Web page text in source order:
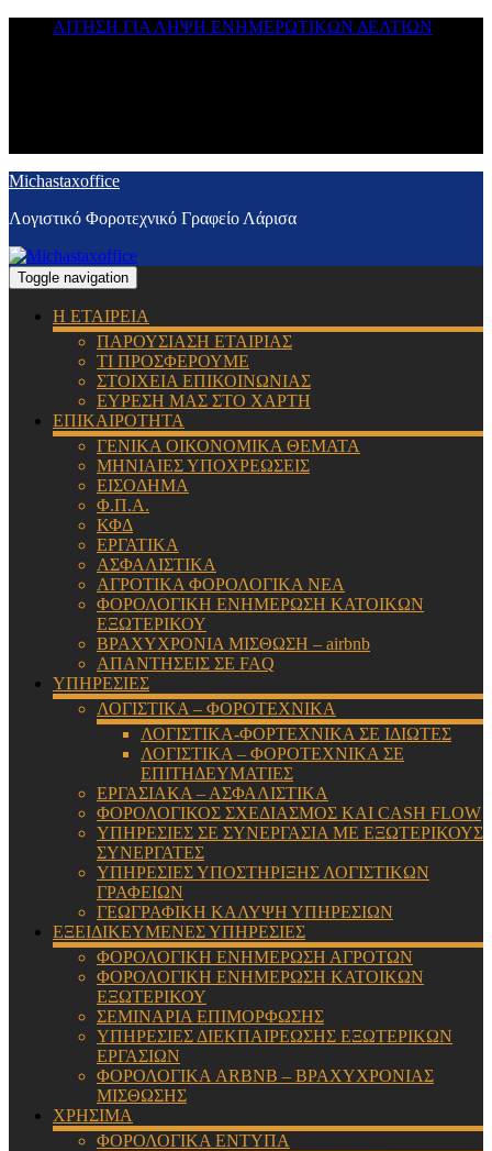
ΑΙΤΗΣΗ ΓΙΑ ΛΗΨΗ ΕΝΗΜΕΡΩΤΙΚΩΝ ΔΕΛΤΙΩΝ
Michastaxoffice
Λογιστικό Φοροτεχνικό Γραφείο Λάρισα
Toggle navigation
Η ΕΤΑΙΡΕΙΑ
ΠΑΡΟΥΣΙΑΣΗ ΕΤΑΙΡΙΑΣ
ΤΙ ΠΡΟΣΦΕΡΟΥΜΕ
ΣΤΟΙΧΕΙΑ ΕΠΙΚΟΙΝΩΝΙΑΣ
ΕΥΡΕΣΗ ΜΑΣ ΣΤΟ ΧΑΡΤΗ
ΕΠΙΚΑΙΡΟΤΗΤΑ
ΓΕΝΙΚΑ ΟΙΚΟΝΟΜΙΚΑ ΘΕΜΑΤΑ
ΜΗΝΙΑΙΕΣ ΥΠΟΧΡΕΩΣΕΙΣ
ΕΙΣΟΔΗΜΑ
Φ.Π.Α.
ΚΦΔ
ΕΡΓΑΤΙΚΑ
ΑΣΦΑΛΙΣΤΙΚΑ
ΑΓΡΟΤΙΚΑ ΦΟΡΟΛΟΓΙΚΑ ΝΕΑ
ΦΟΡΟΛΟΓΙΚΗ ΕΝΗΜΕΡΩΣΗ ΚΑΤΟΙΚΩΝ
ΕΞΩΤΕΡΙΚΟΥ
ΒΡΑΧΥΧΡΟΝΙΑ ΜΙΣΘΩΣΗ – airbnb
ΑΠΑΝΤΗΣΕΙΣ ΣΕ FAQ
ΥΠΗΡΕΣΙΕΣ
ΛΟΓΙΣΤΙΚΑ – ΦΟΡΟΤΕΧΝΙΚΑ
ΛΟΓΙΣΤΙΚΑ-ΦΟΡΤΕΧΝΙΚΑ ΣΕ ΙΔΙΩΤΕΣ
ΛΟΓΙΣΤΙΚΑ – ΦΟΡΟΤΕΧΝΙΚΑ ΣΕ
ΕΠΙΤΗΔΕΥΜΑΤΙΕΣ
ΕΡΓΑΣΙΑΚΑ – ΑΣΦΑΛΙΣΤΙΚΑ
ΦΟΡΟΛΟΓΙΚΟΣ ΣΧΕΔΙΑΣΜΟΣ ΚΑΙ CASH FLOW
ΥΠΗΡΕΣΙΕΣ ΣΕ ΣΥΝΕΡΓΑΣΙΑ ΜΕ ΕΞΩΤΕΡΙΚΟΥΣ
ΣΥΝΕΡΓΑΤΕΣ
ΥΠΗΡΕΣΙΕΣ ΥΠΟΣΤΗΡΙΞΗΣ ΛΟΓΙΣΤΙΚΩΝ
ΓΡΑΦΕΙΩΝ
ΓΕΩΓΡΑΦΙΚΗ ΚΑΛΥΨΗ ΥΠΗΡΕΣΙΩΝ
ΕΞΕΙΔΙΚΕΥΜΕΝΕΣ ΥΠΗΡΕΣΙΕΣ
ΦΟΡΟΛΟΓΙΚΗ ΕΝΗΜΕΡΩΣΗ ΑΓΡΟΤΩΝ
ΦΟΡΟΛΟΓΙΚΗ ΕΝΗΜΕΡΩΣΗ ΚΑΤΟΙΚΩΝ
ΕΞΩΤΕΡΙΚΟΥ
ΣΕΜΙΝΑΡΙΑ ΕΠΙΜΟΡΦΩΣΗΣ
ΥΠΗΡΕΣΙΕΣ ΔΙΕΚΠΑΙΡΕΩΣΗΣ ΕΞΩΤΕΡΙΚΩΝ
ΕΡΓΑΣΙΩΝ
ΦΟΡΟΛΟΓΙΚΑ ARBNB – ΒΡΑΧΥΧΡΟΝΙΑΣ
ΜΙΣΘΩΣΗΣ
ΧΡΗΣΙΜΑ
ΦΟΡΟΛΟΓΙΚΑ ΕΝΤΥΠΑ